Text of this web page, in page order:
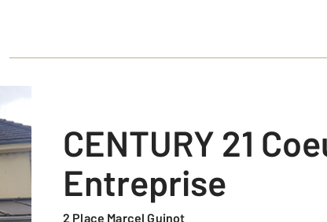
CENTURY 21 Coeur
Entreprise
2 Place Marcel Guinot